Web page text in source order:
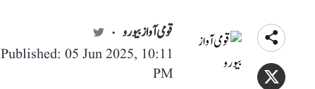
قومی آواز بیورو
Published: 05 Jun 2025, 10:11
PM